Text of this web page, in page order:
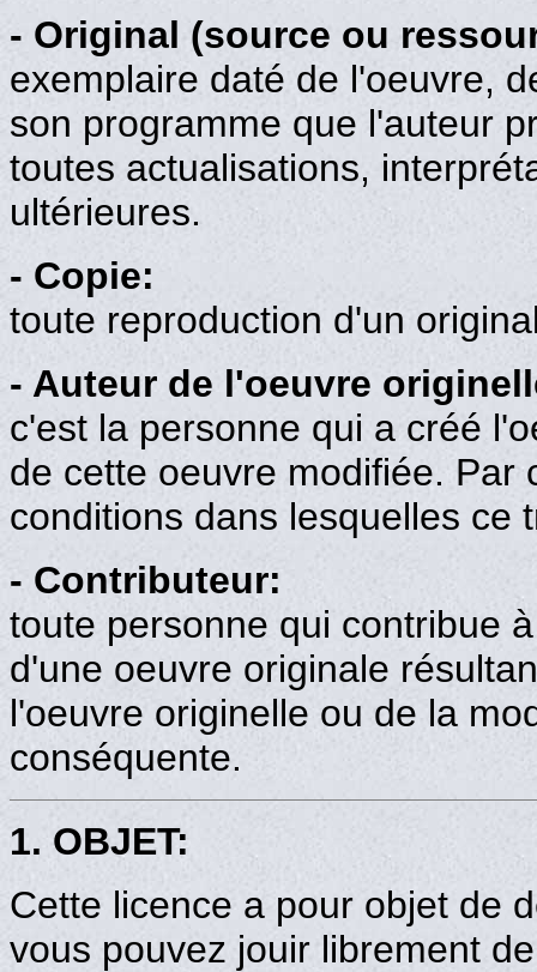
- Original (source ou
exemplaire daté de l'oeuvre,
son programme que l'auteur
toutes actualisations,
ultérieures.
- Copie:
toute reproduction d'un
- Auteur de l'oeuvre
c'est la personne qui a créé
de cette oeuvre modifiée. Par
conditions dans lesquelles ce
- Contributeur:
toute personne qui contribue
d'une oeuvre originale
l'oeuvre originelle ou de la
conséquente.
1. OBJET:
Cette licence a pour objet de
vous pouvez jouir librement